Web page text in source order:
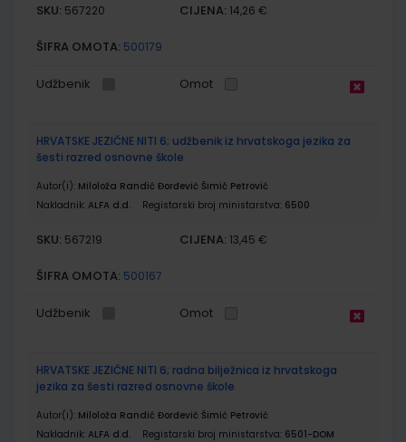
SKU: 567220 CIJENA: 14,26 €
ŠIFRA OMOTA: 500179
Udžbenik Omot
HRVATSKE JEZIČNE NITI 6; udžbenik iz hrvatskoga jezika za
šesti razred osnovne škole
Autor(i): Miloloža Randić Đorđević Šimić Petrović
Nakladnik: ALFA d.d. Registarski broj ministarstva: 6500
SKU: 567219 CIJENA: 13,45 €
ŠIFRA OMOTA: 500167
Udžbenik Omot
HRVATSKE JEZIČNE NITI 6; radna bilježnica iz hrvatskoga
jezika za šesti razred osnovne škole
Autor(i): Miloloža Randić Đorđević Šimić Petrović
Nakladnik: ALFA d.d. Registarski broj ministarstva: 6501-DOM